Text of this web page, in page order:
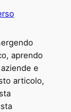
aprendo
e
articolo,